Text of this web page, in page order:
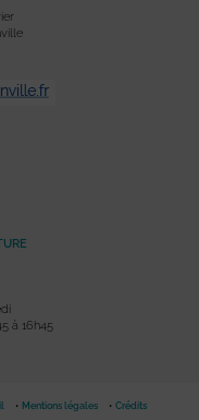
à 16h45
Mentions légales Crédits